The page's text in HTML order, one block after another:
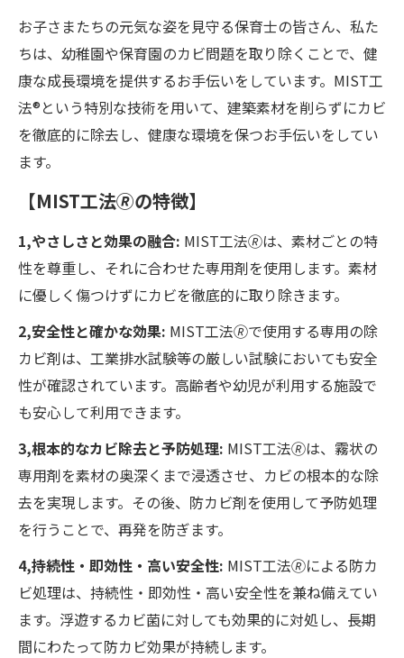
お子さまたちの元気な姿を見守る保育士の皆さん、私た
ちは、幼稚園や保育園のカビ問題を取り除くことで、健
康な成長環境を提供するお手伝いをしています。MIST工
法®という特別な技術を用いて、建築素材を削らずにカビ
を徹底的に除去し、健康な環境を保つお手伝いをしてい
ます。
【MIST工法🄬の特徴】
1,やさしさと効果の融合: MIST工法🄬は、素材ごとの特
性を尊重し、それに合わせた専用剤を使用します。素材
に優しく傷つけずにカビを徹底的に取り除きます。
2,安全性と確かな効果: MIST工法🄬で使用する専用の除
カビ剤は、工業排水試験等の厳しい試験においても安全
性が確認されています。高齢者や幼児が利用する施設で
も安心して利用できます。
3,根本的なカビ除去と予防処理: MIST工法🄬は、霧状の
専用剤を素材の奥深くまで浸透させ、カビの根本的な除
去を実現します。その後、防カビ剤を使用して予防処理
を行うことで、再発を防ぎます。
4,持続性・即効性・高い安全性: MIST工法🄬による防カ
ビ処理は、持続性・即効性・高い安全性を兼ね備えてい
ます。浮遊するカビ菌に対しても効果的に対処し、長期
間にわたって防カビ効果が持続します。